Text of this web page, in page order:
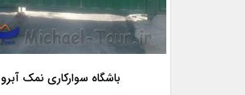
باشگاه سوارکاری نمک